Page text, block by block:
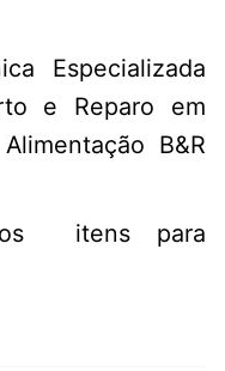
Especializada
e Reparo em
B&R
itens para